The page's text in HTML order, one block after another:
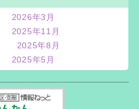
2026年3月
2025年11月
2025年8月
2025年5月